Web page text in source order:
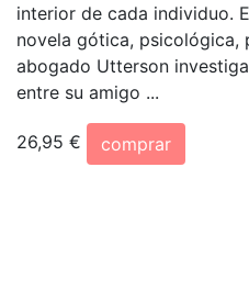
interior de cada individuo.
novela gótica, psicológica,
abogado Utterson
entre su amigo ...
26,95 €
comprar